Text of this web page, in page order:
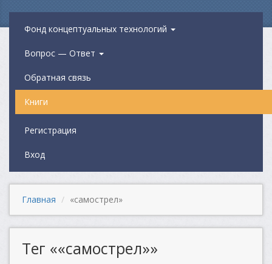
Фонд концептуальных технологий
Вопрос — Ответ
Обратная связь
Книги
Регистрация
Вход
Главная «самострел»
Тег ««самострел»»